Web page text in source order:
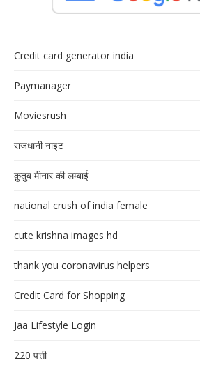
Credit card generator india
Paymanager
Moviesrush
राजधानी नाइट
क़ुतुब मीनार की लम्बाई
national crush of india female
cute krishna images hd
thank you coronavirus helpers
Credit Card for Shopping
Jaa Lifestyle Login
220 पत्ती